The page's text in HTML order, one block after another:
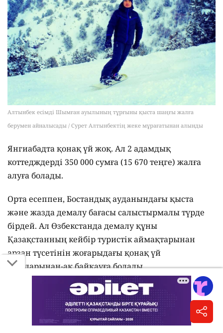
Алтынбек есімді Шымған ауылының тұрғыны қыста шаңғы жалға
берумен айналысады / Сурет Алтынбектің жеке мұрағатынан алынды
Янгиабадта қонақ үй жоқ. Ал 2 адамдық
коттедждерді 350 000 сумға (15 670 теңге) жалға
алуға болады.
Орта есеппен, Бостандық ауданындағы қыста
және жазда демалу бағасы салыстырмалы түрде
бірдей. Ал Өзбекстанда демалу құны
Қазақстанның кейбір туристік аймақтарынан
арзан түсетінін жоғарыдағы қонақ үй
бағаларынан-ақ байқауға болады.
Өзбекстанның "Швейцариясы" туралы өзге де
мәліметтермен мынасілтемеарқылы өтіп, таныса